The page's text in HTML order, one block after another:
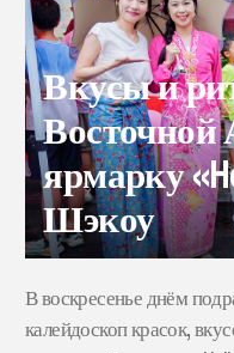
Вкусы и
ярмарку
Шэкоу
В воскресенье днём
калейдоскоп красок,